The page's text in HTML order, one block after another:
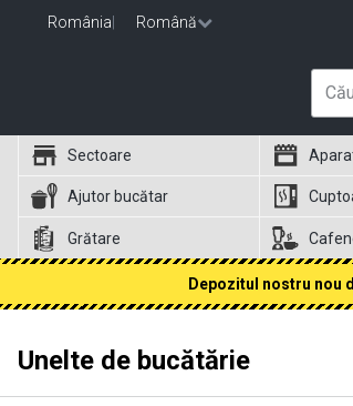
România Română
Sectoare
Ajutor bucătar
Grătare
Depozitul nostru nou
Unelte de bucătărie